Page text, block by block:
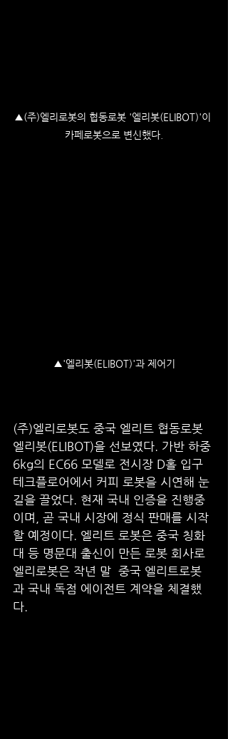
▲(주)엘리로봇의 협동로봇 '엘리봇(ELIBOT)'이
카페로봇으로 변신했다.
▲'엘리봇(ELIBOT)'과 제어기
(주)엘리로봇도 중국 엘리트 협동로봇
엘리봇(ELIBOT)을 선보였다. 가반 하중
6kg의 EC66 모델로 전시장 D홀 입구
테크플로어에서 커피 로봇을 시연해 눈
길을 끌었다. 현재 국내 인증을 진행중
이며, 곧 국내 시장에 정식 판매를 시작
할 예정이다. 엘리트 로봇은 중국 칭화
대 등 명문대 출신이 만든 로봇 회사로
엘리로봇은 작년 말  중국 엘리트로봇
과 국내 독점 에이전트 계약을 체결했
다.